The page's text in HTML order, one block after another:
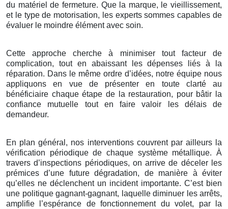
du matériel de fermeture. Que la marque, le vieillissement,
et le type de motorisation, les experts sommes capables de
évaluer le moindre élément avec soin.
Cette approche cherche à minimiser tout facteur de
complication, tout en abaissant les dépenses liés à la
réparation. Dans le même ordre d’idées, notre équipe nous
appliquons en vue de présenter en toute clarté au
bénéficiaire chaque étape de la restauration, pour bâtir la
confiance mutuelle tout en faire valoir les délais de
demandeur.
En plan général, nos interventions couvrent par ailleurs la
vérification périodique de chaque système métallique. À
travers d’inspections périodiques, on arrive de déceler les
prémices d’une future dégradation, de manière à éviter
qu’elles ne déclenchent un incident importante. C’est bien
une politique gagnant-gagnant, laquelle diminuer les arrêts,
amplifie l’espérance de fonctionnement du volet, par la